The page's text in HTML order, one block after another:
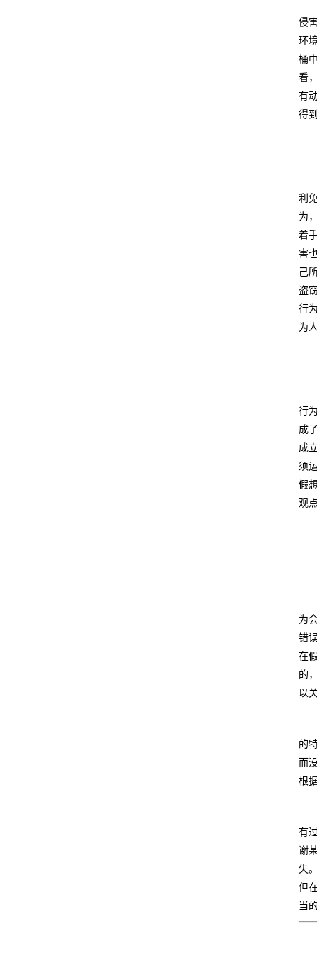
侵
环
桶
看
有
得
利
为
着
害
己
盗
行
为
行
成
成
须
假
观
为
错
在
的
以
的
而
根
有
谢
失
但
当的